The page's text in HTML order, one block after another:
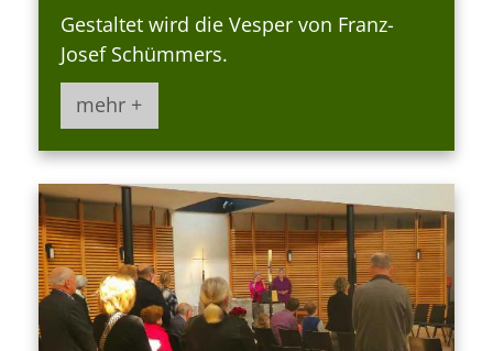
Gestaltet wird die Vesper von Franz-
Josef Schümmers.
mehr +